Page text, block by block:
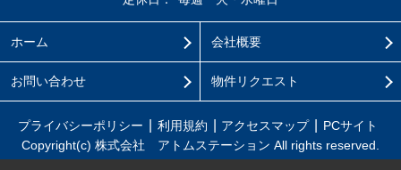
ホーム 会社概要
お問い合わせ 物件リクエスト
プライバシーポリシー 利用規約 アクセスマップ
PCサイト
Copyright(c) 株式会社 アトムステーション All rights reserved.